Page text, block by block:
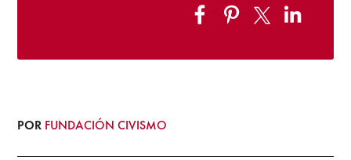
POR FUNDACIÓN CIVISMO